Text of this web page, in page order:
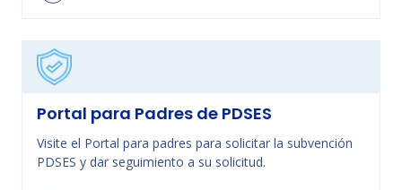
Portal para Padres de PDSES
Visite el Portal para padres para solicitar la subvención
PDSES y dar seguimiento a su solicitud.